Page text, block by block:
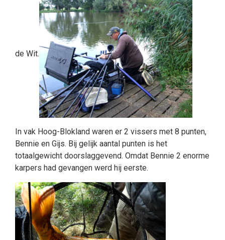
de Wit.
In vak Hoog-Blokland waren er 2 vissers met 8 punten,
Bennie en Gijs. Bij gelijk aantal punten is het
totaalgewicht doorslaggevend. Omdat Bennie 2 enorme
karpers had gevangen werd hij eerste.